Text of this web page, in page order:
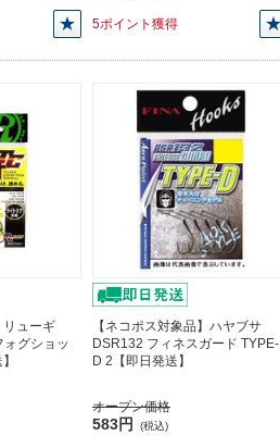
5ポイント獲得
リューギ
グショッ
【ネコポス対象品】ハヤブサ
DSR132 フィネスガード TYPE-
D 2【即日発送】
オープン価格
583円 (税込)